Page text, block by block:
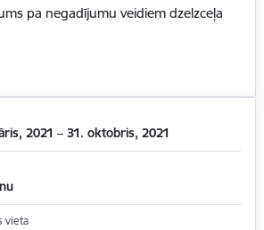
pa negadījumu veidiem dzelzceļa
2021 – 31. oktobris, 2021
vieta